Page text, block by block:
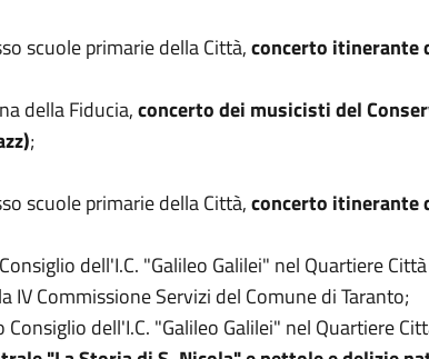
scuole primarie della Città,concerto itinerante
della Fiducia,concerto dei musicisti del
;
scuole primarie della Città,concerto itinerante
dell'I.C. "Galileo Galilei" nel Quartiere
IV Commissione Servizi del Comune di Taranto;
dell'I.C. "Galileo Galilei" nel Quartiere